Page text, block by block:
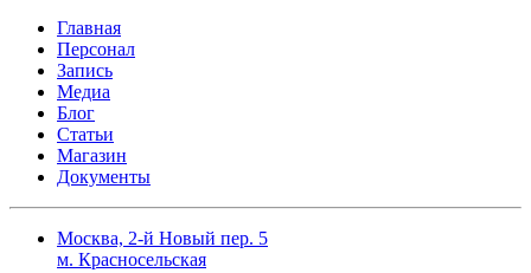
Главная
Персонал
Запись
Медиа
Блог
Статьи
Магазин
Документы
Москва, 2-й Новый пер. 5
м. Красносельская